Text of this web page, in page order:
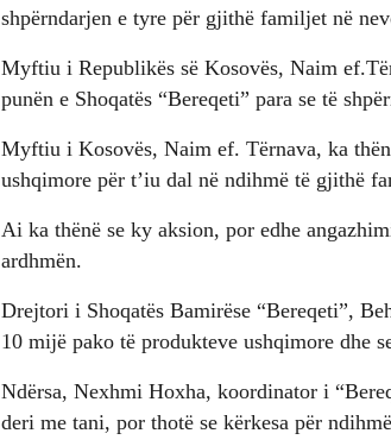
shpërndarjen e tyre për gjithë familjet në
Myftiu i Republikës së Kosovës, Naim
punën e Shoqatës “Bereqeti” para se të
Myftiu i Kosovës, Naim ef. Tërnava, ka
ushqimore për t’iu dal në ndihmë të gjithë
Ai ka thënë se ky aksion, por edhe
ardhmën.
Drejtori i Shoqatës Bamirëse “Bereqeti”,
10 mijë pako të produkteve ushqimore dhe
Ndërsa, Nexhmi Hoxha, koordinator i
deri me tani, por thotë se kërkesa për